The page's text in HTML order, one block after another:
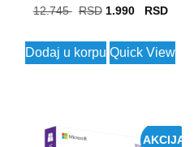
12.745
Original
was:
1.990
is:
Dodaj u korpu Quick View
AKCIJA